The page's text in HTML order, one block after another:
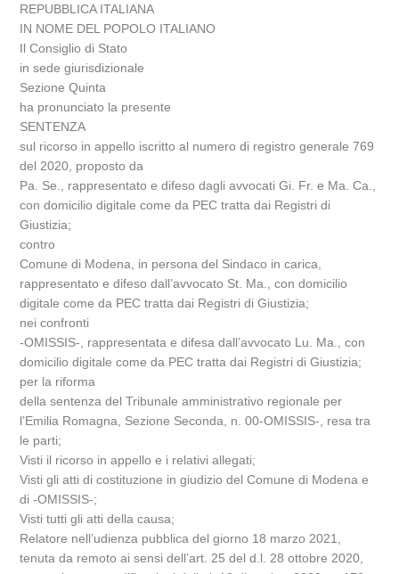
REPUBBLICA ITALIANA
IN NOME DEL POPOLO ITALIANO
Il Consiglio di Stato
in sede giurisdizionale
Sezione Quinta
ha pronunciato la presente
SENTENZA
sul ricorso in appello iscritto al numero di registro generale 769
del 2020, proposto da
Pa. Se., rappresentato e difeso dagli avvocati Gi. Fr. e Ma. Ca.,
con domicilio digitale come da PEC tratta dai Registri di
Giustizia;
contro
Comune di Modena, in persona del Sindaco in carica,
rappresentato e difeso dall’avvocato St. Ma., con domicilio
digitale come da PEC tratta dai Registri di Giustizia;
nei confronti
-OMISSIS-, rappresentata e difesa dall’avvocato Lu. Ma., con
domicilio digitale come da PEC tratta dai Registri di Giustizia;
per la riforma
della sentenza del Tribunale amministrativo regionale per
l’Emilia Romagna, Sezione Seconda, n. 00-OMISSIS-, resa tra
le parti;
Visti il ricorso in appello e i relativi allegati;
Visti gli atti di costituzione in giudizio del Comune di Modena e
di -OMISSIS-;
Visti tutti gli atti della causa;
Relatore nell’udienza pubblica del giorno 18 marzo 2021,
tenuta da remoto ai sensi dell’art. 25 del d.l. 28 ottobre 2020,